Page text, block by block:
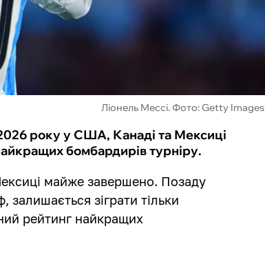
Ліонель Мессі. Фото: Getty Images
року у США, Канаді та Мексиці
бомбардирів турніру.
майже завершено. Позаду
залишається зіграти тільки
рейтинг найкращих